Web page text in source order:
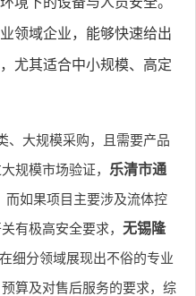
领域企业，能够快速给出
尤其适合中小规模、高定
、大规模采购，且需要产品
规模市场验证， 乐清市通
而如果项目主要涉及流体控
有极高安全要求， 无锡隆
细分领域展现出不俗的专业
算及对售后服务的要求，综